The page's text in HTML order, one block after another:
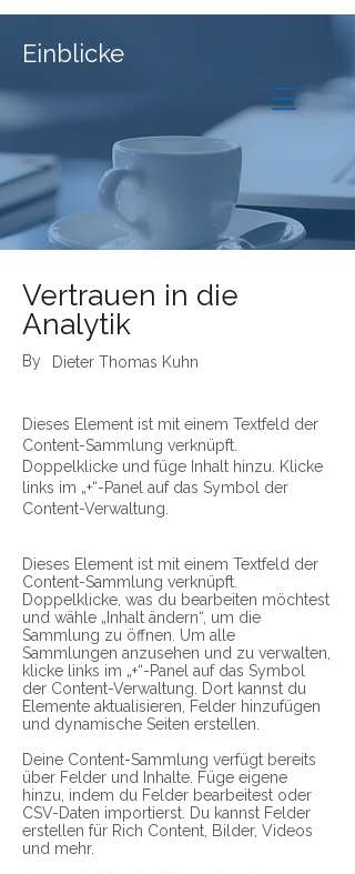
Einblicke
Vertrauen in die
Analytik
By Dieter Thomas Kuhn
Dieses Element ist mit einem Textfeld der
Content-Sammlung verknüpft.
Doppelklicke und füge Inhalt hinzu. Klicke
links im „+“-Panel auf das Symbol der
Content-Verwaltung.
Dieses Element ist mit einem Textfeld der
Content-Sammlung verknüpft.
Doppelklicke, was du bearbeiten möchtest
und wähle „Inhalt ändern“, um die
Sammlung zu öffnen. Um alle
Sammlungen anzusehen und zu verwalten,
klicke links im „+“-Panel auf das Symbol
der Content-Verwaltung. Dort kannst du
Elemente aktualisieren, Felder hinzufügen
und dynamische Seiten erstellen.
Deine Content-Sammlung verfügt bereits
über Felder und Inhalte. Füge eigene
hinzu, indem du Felder bearbeitest oder
CSV-Daten importierst. Du kannst Felder
erstellen für Rich Content, Bilder, Videos
und mehr.